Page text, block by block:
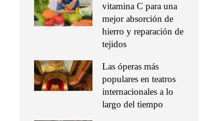
vitamina C para una
mejor absorción de
hierro y reparación de
tejidos
Las óperas más
populares en teatros
internacionales a lo
largo del tiempo